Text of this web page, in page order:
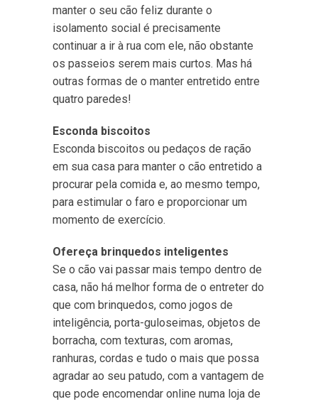
manter o seu cão feliz durante o
isolamento social é precisamente
continuar a ir à rua com ele, não obstante
os passeios serem mais curtos. Mas há
outras formas de o manter entretido entre
quatro paredes!
Esconda biscoitos
Esconda biscoitos ou pedaços de ração
em sua casa para manter o cão entretido a
procurar pela comida e, ao mesmo tempo,
para estimular o faro e proporcionar um
momento de exercício.
Ofereça brinquedos inteligentes
Se o cão vai passar mais tempo dentro de
casa, não há melhor forma de o entreter do
que com brinquedos, como jogos de
inteligência, porta-guloseimas, objetos de
borracha, com texturas, com aromas,
ranhuras, cordas e tudo o mais que possa
agradar ao seu patudo, com a vantagem de
que pode encomendar online numa loja de